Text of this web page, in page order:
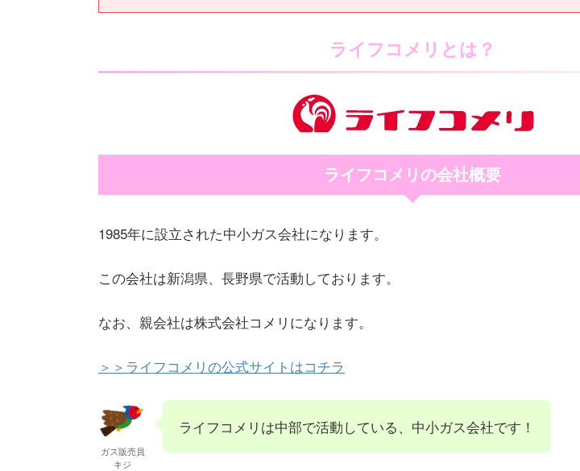
ライフコメリとは？
ライフコメリの会社概要
1985年に設立された中小ガス会社になります。
この会社は新潟県、長野県で活動しております。
なお、親会社は株式会社コメリになります。
＞＞ライフコメリの公式サイトはコチラ
ガス販売員
キジ
ライフコメリは中部で活動している、中小ガス会社です！